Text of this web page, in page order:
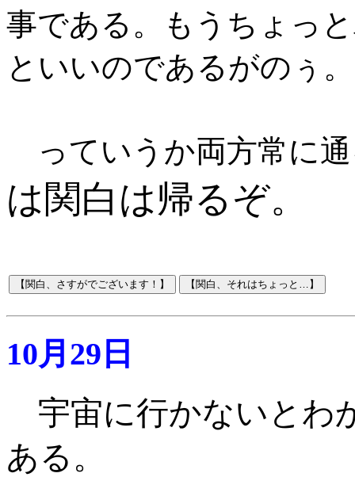
事である。もうちょっ
といいのであるがのぅ。
っていうか両方常に
は関白は帰るぞ。
10月29日
宇宙に行かないとわ
ある。